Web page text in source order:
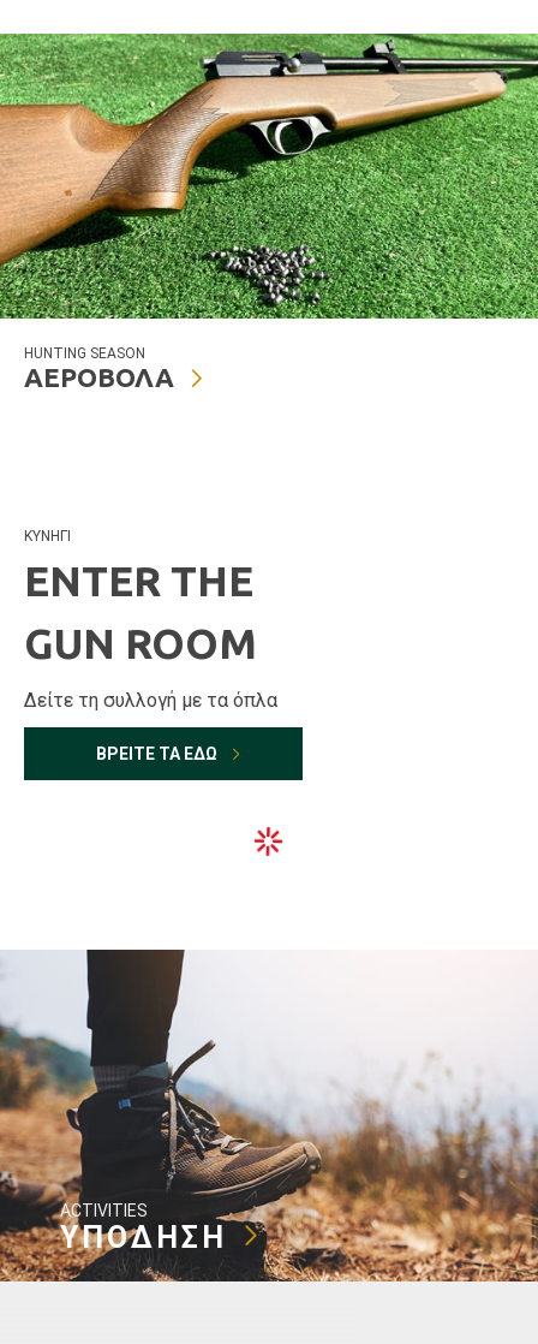
HUNTING SEASON
ΑΕΡΟΒΟΛΑ
ΚΥΝΗΓΙ
ENTER THE
GUN ROOM
Δείτε τη συλλογή με τα όπλα
ΒΡΕΙΤΕ ΤΑ ΕΔΩ
ACTIVITIES
ΥΠΟΔΗΣΗ